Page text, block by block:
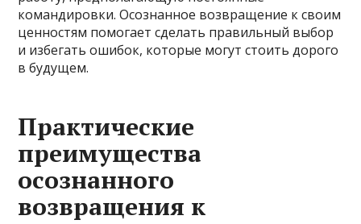
командировки. Осознанное возвращение к своим
ценностям помогает сделать правильный выбор
и избегать ошибок, которые могут стоить дорого
в будущем.
Практические
преимущества
осознанного
возвращения к